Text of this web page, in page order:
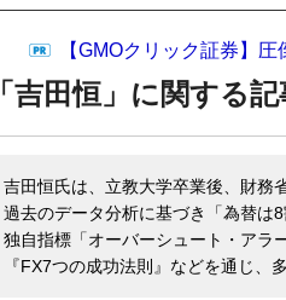
【GMOクリック証券】
「吉田恒」に関する
吉田恒氏は、立教大学卒業後、財務
過去のデータ分析に基づき「為替は
独自指標「オーバーシュート・アラ
『FX7つの成功法則』などを通じ、